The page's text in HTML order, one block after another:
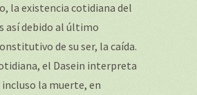
la existencia cotidiana del
así debido al último
de su ser, la caída.
el Dasein interpreta
la muerte, en